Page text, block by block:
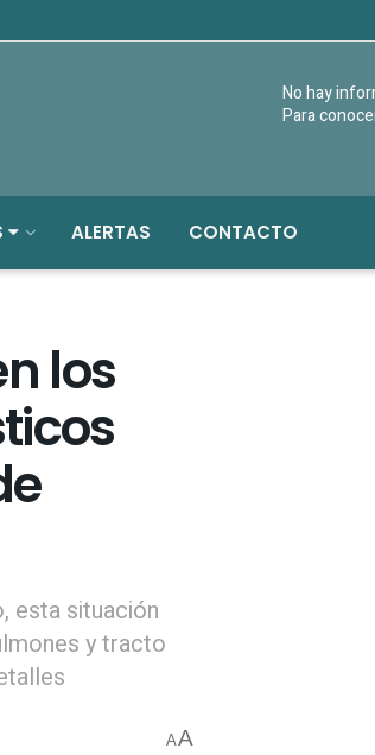
No hay
Para
ALERTAS CONTACTO
los
esta situación
y tracto
AA